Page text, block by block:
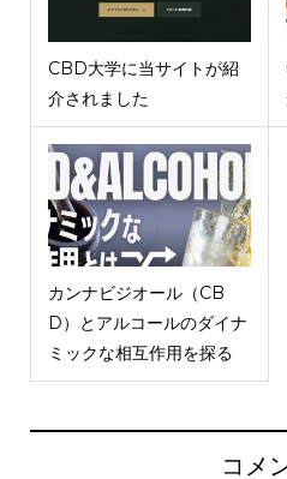
CBD大学に当サイトが紹
介されました
カンナビジオール（CB
D）とアルコールのダイナ
ミックな相互作用を探る
コメ